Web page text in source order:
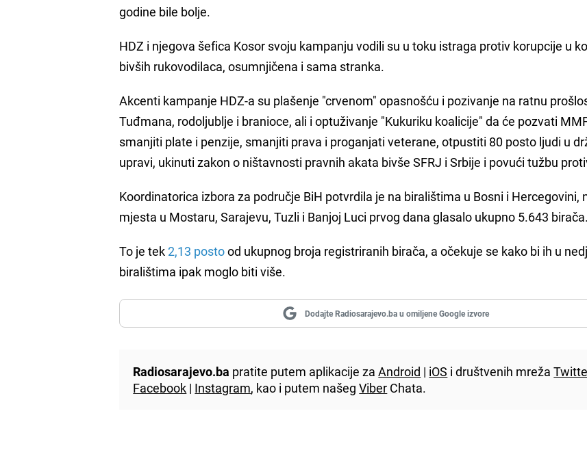
godine bile bolje.
HDZ i njegova šefica Kosor svoju kampanju vodili su u toku istraga protiv korupcije u
bivših rukovodilaca, osumnjičena i sama stranka.
Akcenti kampanje HDZ-a su plašenje "crvenom" opasnošću i pozivanje na ratnu
Tuđmana, rodoljublje i branioce, ali i optuživanje "Kukuriku koalicije" da će pozvati
smanjiti plate i penzije, smanjiti prava i proganjati veterane, otpustiti 80 posto ljudi u
upravi, ukinuti zakon o ništavnosti pravnih akata bivše SFRJ i Srbije i povući tužbu
Koordinatorica izbora za područje BiH potvrdila je na biralištima u Bosni i Hercegovini,
mjesta u Mostaru, Sarajevu, Tuzli i Banjoj Luci prvog dana glasalo ukupno 5.643 birača.
To je tek2,13 postood ukupnog broja registriranih birača, a očekuje se kako bi ih u
biralištima ipak moglo biti više.
Dodajte Radiosarajevo.ba u omiljene Google izvore
Radiosarajevo.ba pratite putem aplikacije zaAndroid | iOS i društvenih mreža
Facebook | Instagram, kao i putem našegViber Chata.